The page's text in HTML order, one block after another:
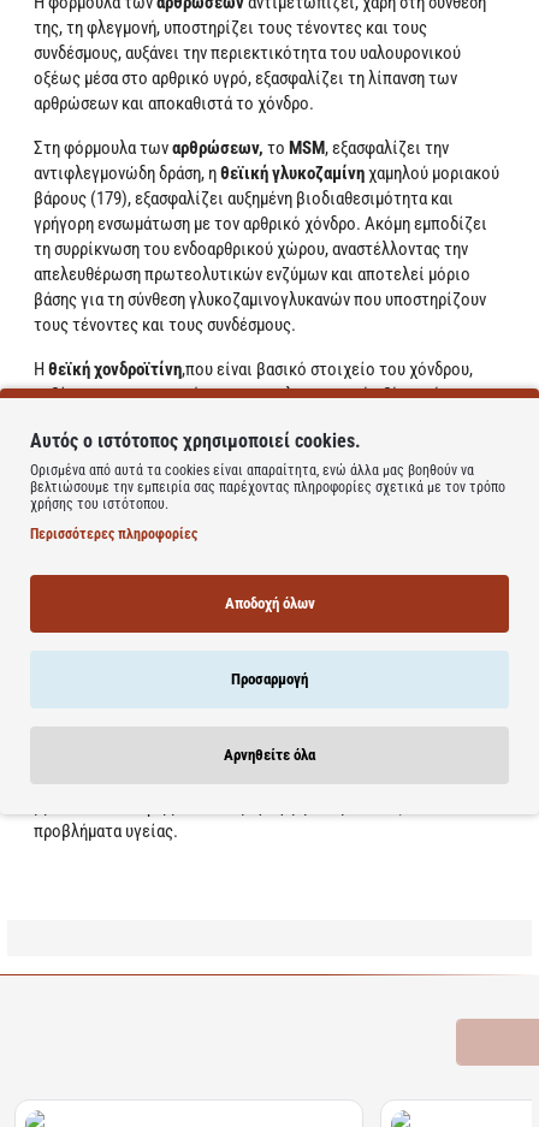
της, τη φλεγμονή, υποστηρίζει τους τένοντες και τους
συνδέσμους, αυξάνει την περιεκτικότητα του υαλουρονικού
οξέως μέσα στο αρθρικό υγρό, εξασφαλίζει τη λίπανση των
αρθρώσεων και αποκαθιστά το χόνδρο.
Στη φόρμουλα τωναρθρώσεων, το MSM, εξασφαλίζει την
αντιφλεγμονώδη δράση, ηθεϊική γλυκοζαμίνηχαμηλού μοριακού
βάρους (179), εξασφαλίζει αυξημένη βιοδιαθεσιμότητα και
γρήγορη ενσωμάτωση με τον αρθρικό χόνδρο. Ακόμη εμποδίζει
τη συρρίκνωση του ενδοαρθρικού χώρου, αναστέλλοντας την
απελευθέρωση πρωτεολυτικών ενζύμων και αποτελεί μόριο
βάσης για τη σύνθεση γλυκοζαμινογλυκανών που υποστηρίζουν
τους τένοντες και τους συνδέσμους.
Ηθεϊκή χονδροϊτίνη,που είναι βασικό στοιχείο του χόνδρου,
αυξάνει την περιεκτικότητα του υαλουρονικού οξέως μέσα στο
Τοκολλαγόνο τύπου ΙΙαπό χόνδρο κοτόπουλου, χάρη στην
αυξημένη βιοδιαθεσιμότητα του, συνεργάζεται με το
ανοσοποιητικό σύστημα και ενσωματώνεται στο χόνδρο. Ενώ
οχόνδροςαπόκαρχαρία
ΠΡΟΕΙΔΟΠΟΙΗΣΕΙΣ:- Να μη γίνεται υπέρβαση της συνιστώμενης
ημερήσιας δόσης. - Τα Σ/Δ δεν πρέπει να χρησιμοποιούνται ως
υποκατάστατο μίας ισορροπημένης δίαιτας. - Να φυλάσσεται
μακριά από τα μικρά παιδιά. - Το προϊόν αυτό δεν προορίζεται για
την πρόληψη, αγωγή ή θεραπεία ανθρώπινης νόσου. -
Συμβουλευτείτε τον γιατρό σας αν είστε έγκυος, θηλάζετε,
προβλήματα υγείας.
Αυτός ο ιστότοπος χρησιμοποιεί cookies.
Ορισμένα από αυτά τα cookies είναι απαραίτητα, ενώ άλλα μας βοηθούν να
βελτιώσουμε την εμπειρία σας παρέχοντας πληροφορίες σχετικά με τον τρόπο
χρήσης του ιστότοπου.
Περισσότερες πληροφορίες
Αποδοχή όλων
Προσαρμογή
Αρνηθείτε όλα